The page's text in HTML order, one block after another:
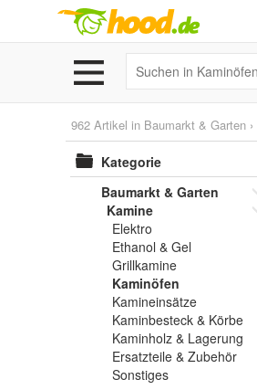
962 Artikel in Baumarkt & Garten ›
Kategorie
Baumarkt & Garten
Kamine
Elektro
Ethanol & Gel
Grillkamine
Kaminöfen
Kamineinsätze
Kaminbesteck & Körbe
Kaminholz & Lagerung
Ersatzteile & Zubehör
Sonstiges